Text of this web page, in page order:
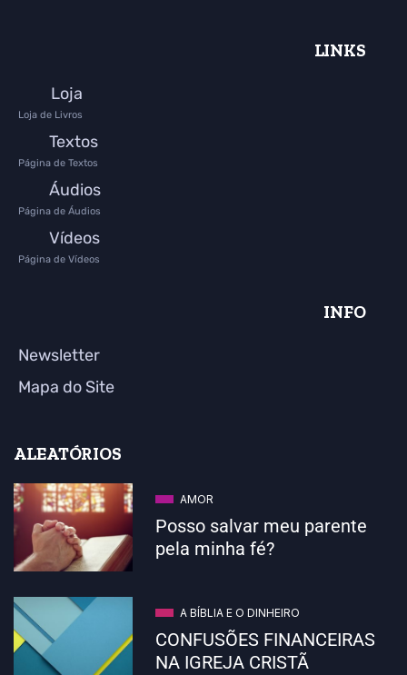
LINKS
Loja
Loja de Livros
Textos
Página de Textos
Áudios
Página de Áudios
Vídeos
Página de Vídeos
INFO
Newsletter
Mapa do Site
ALEATÓRIOS
AMOR
Posso salvar meu parente
pela minha fé?
A BÍBLIA E O DINHEIRO
CONFUSÕES FINANCEIRAS
NA IGREJA CRISTÃ